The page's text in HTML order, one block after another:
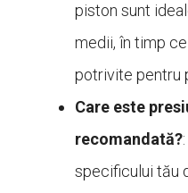
piston sunt
medii, în timp
potrivite pentru
Care este
recomandată?
specificului tău